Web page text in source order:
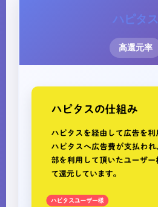
ハピタス
高還元率